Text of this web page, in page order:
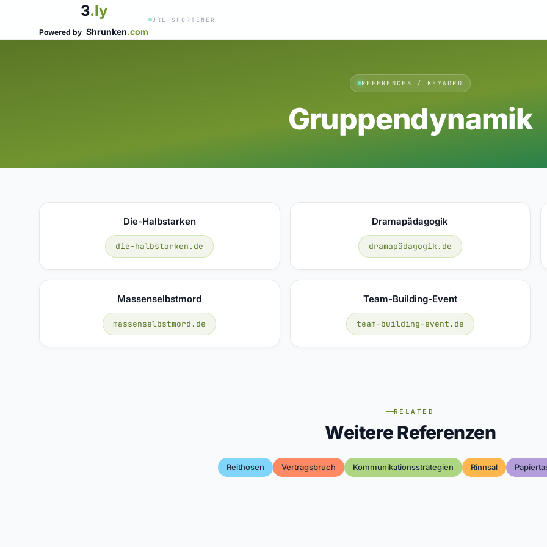
3.ly
Powered by Shrunken.com
URL SHORTENER
REFERENCES / KEYWORD
Gruppendynamik
Die-Halbstarken
die-halbstarken.de
Dramapädagogik
dramapädagogik.de
Massenselbstmord
massenselbstmord.de
Team-Building-Event
team-building-event.de
RELATED
Weitere Referenzen
Reithosen Vertragsbruch Kommunikationsstrategien Rinnsal